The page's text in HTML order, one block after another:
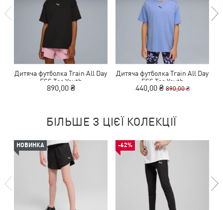
Дитяча футболка Train All Day
ESS Tee Youth
890,00 ₴
Дитяча футболка Train All Day
ESS Tee Youth
440,00 ₴ 890,00 ₴
БІЛЬШЕ З ЦІЄЇ КОЛЕКЦІЇ
НОВИНКА -62%